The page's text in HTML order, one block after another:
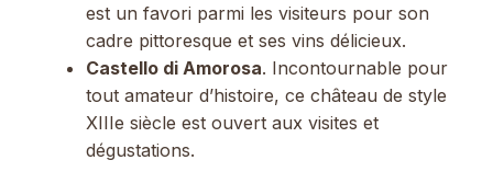
est un favori parmi les visiteurs pour son
cadre pittoresque et ses vins délicieux.
Castello di Amorosa. Incontournable pour
tout amateur d’histoire, ce château de style
XIIIe siècle est ouvert aux visites et
dégustations.